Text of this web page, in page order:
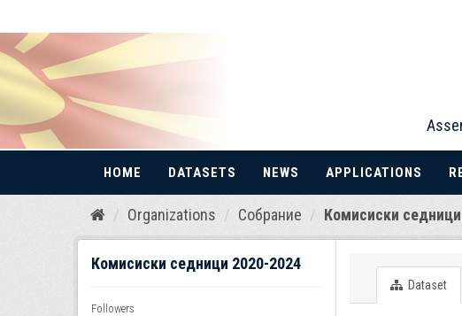
Skip
HOME DATASETS NEWS APPLICATIONS
Organizations Собрание Комисиски
Комисиски седници 2020-2024
Followers
Dataset